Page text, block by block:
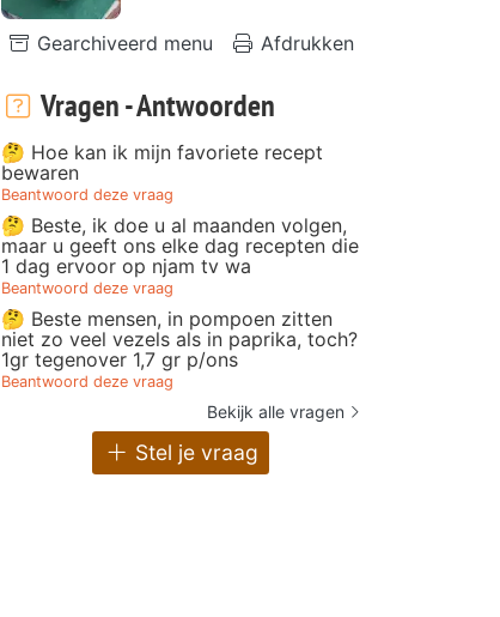
Gearchiveerd menu Afdrukken
Vragen - Antwoorden
🤔 Hoe kan ik mijn favoriete recept
bewaren
Beantwoord deze vraag
🤔 Beste, ik doe u al maanden volgen,
maar u geeft ons elke dag recepten die
1 dag ervoor op njam tv wa
Beantwoord deze vraag
🤔 Beste mensen, in pompoen zitten
niet zo veel vezels als in paprika, toch?
1gr tegenover 1,7 gr p/ons
Beantwoord deze vraag
Bekijk alle vragen
Stel je vraag